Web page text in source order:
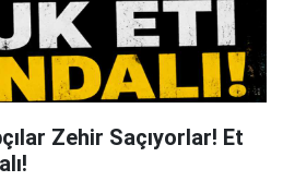
Zehir Saçıyorlar! Et